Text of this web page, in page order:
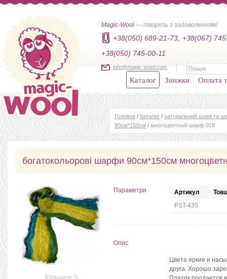
Magic-Wool — творіть з задоволенням!
+38(050) 689-21-73,
+38(067)
+38(050) 745-00-11
info@magic-wool.com
Каталог Знижки Оплата
Головна / Каталог / натуральний шовк та
90см*150см / многоцветный шарф 018
богатокольорові шарфи 90см*150см
Збільшити
Параметри Артикул
PST-435
Опис
Цвета яркие и
друга. Хорошо